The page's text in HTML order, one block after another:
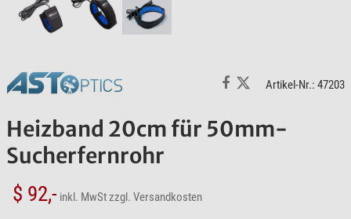
Artikel-Nr.: 47203
Heizband 20cm für 50mm-
Sucherfernrohr
$ 92,- inkl. MwStzzgl. Versandkosten